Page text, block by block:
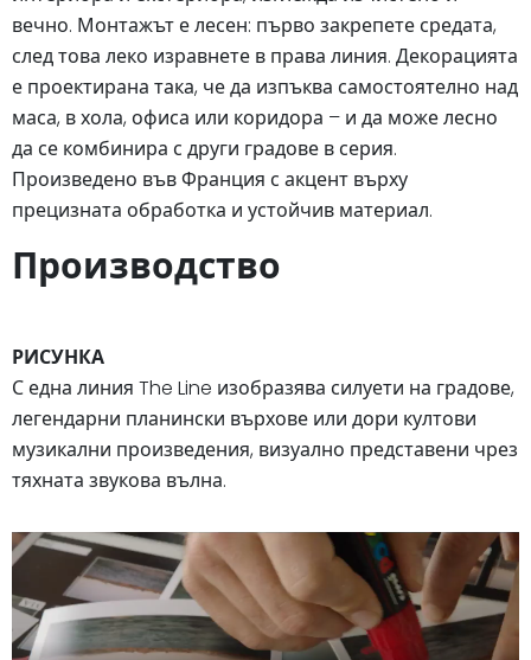
вечно. Монтажът е лесен: първо закрепете средата,
след това леко изравнете в права линия. Декорацията
е проектирана така, че да изпъква самостоятелно над
маса, в хола, офиса или коридора – и да може лесно
да се комбинира с други градове в серия.
Произведено във Франция с акцент върху
прецизната обработка и устойчив материал.
Производство
РИСУНКА
С една линия The Line изобразява силуети на градове,
легендарни планински върхове или дори култови
музикални произведения, визуално представени чрез
тяхната звукова вълна.